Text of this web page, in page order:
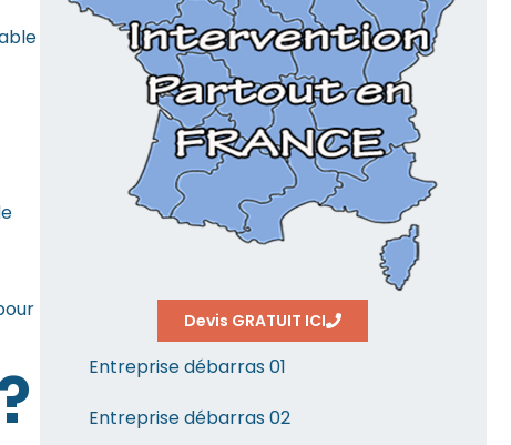
Devis GRATUIT ICI
Entreprise débarras 01
Entreprise débarras 02